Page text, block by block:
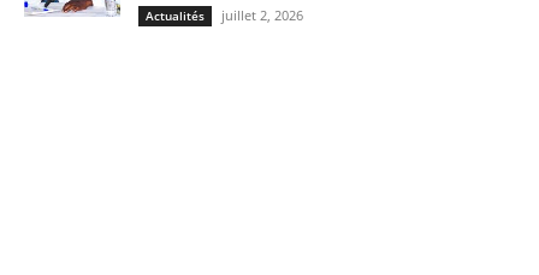
Actualités juillet 2, 2026